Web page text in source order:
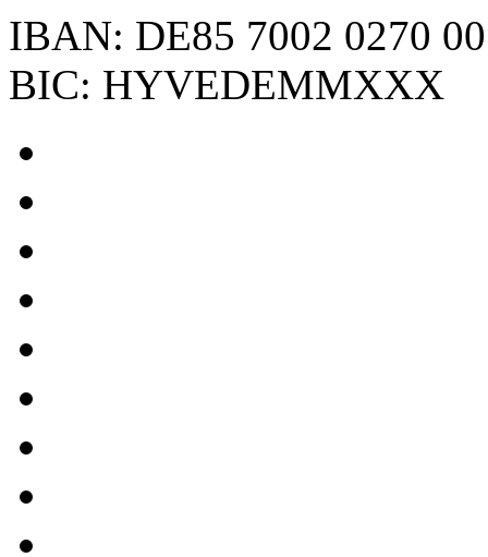
IBAN: DE85 7002 0270
BIC: HYVEDEMMXXX